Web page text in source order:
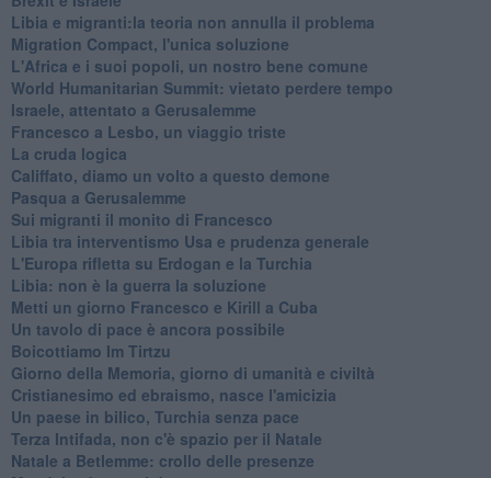
Libia e migranti:la teoria non annulla il problema
Migration Compact, l'unica soluzione
L'Africa e i suoi popoli, un nostro bene comune
World Humanitarian Summit: vietato perdere tempo
Israele, attentato a Gerusalemme
Francesco a Lesbo, un viaggio triste
La cruda logica
Califfato, diamo un volto a questo demone
Pasqua a Gerusalemme
Sui migranti il monito di Francesco
Libia tra interventismo Usa e prudenza generale
L'Europa rifletta su Erdogan e la Turchia
Libia: non è la guerra la soluzione
Metti un giorno Francesco e Kirill a Cuba
Un tavolo di pace è ancora possibile
Boicottiamo Im Tirtzu
Giorno della Memoria, giorno di umanità e civiltà
Cristianesimo ed ebraismo, nasce l'amicizia
Un paese in bilico, Turchia senza pace
Terza Intifada, non c'è spazio per il Natale
Natale a Betlemme: crollo delle presenze